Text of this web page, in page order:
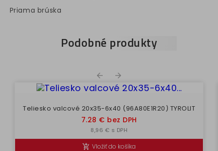
Priama brúska
Podobné produkty
 
Teliesko valcové 20x35-6x40 (96A80E1R20) TYROLIT
Cena
7.28 € bez DPH
8,96 € s DPH
 Vložiť do košíka